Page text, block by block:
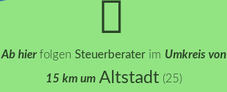
Ab hierfolgen Steuerberaterim Umkreis von
15 km um Altstadt (25)